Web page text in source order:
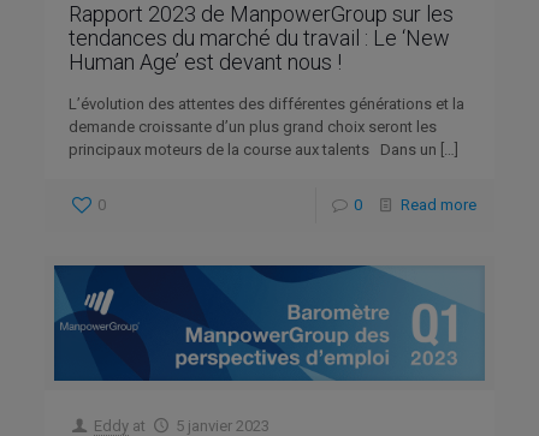
Rapport 2023 de ManpowerGroup sur les
tendances du marché du travail : Le ‘New
Human Age’ est devant nous !
L’évolution des attentes des différentes générations et la
demande croissante d’un plus grand choix seront les
principaux moteurs de la course aux talents Dans un […]
0 0 Read more
Eddy at 5 janvier 2023